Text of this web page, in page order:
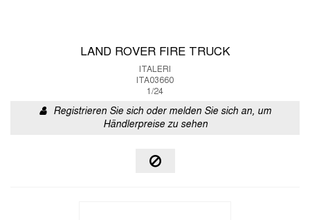
LAND ROVER FIRE TRUCK
ITALERI
ITA03660
1/24
Registrieren Sie sich oder melden Sie sich an, um
Händlerpreise zu sehen